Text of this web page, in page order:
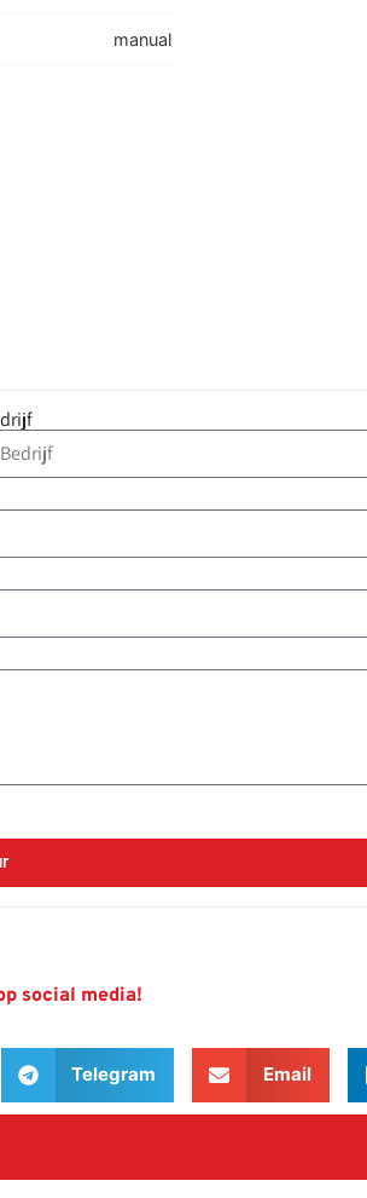
manual
social media!
Telegram Email